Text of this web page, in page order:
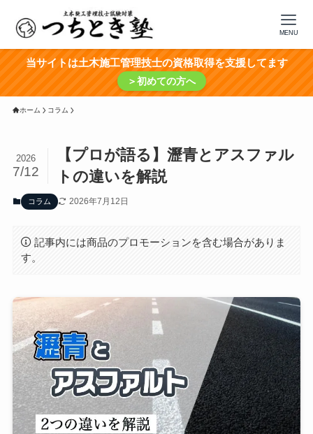
MENU
当サイトは土木施工管理技士の資格取得を支援してます
＞初めての方へ
ホーム コラム
【プロが語る】瀝青とアスファル
トの違いを解説
2026
7/12
コラム 2026年7月12日
記事内には商品のプロモーションを含む場合がありま
す。